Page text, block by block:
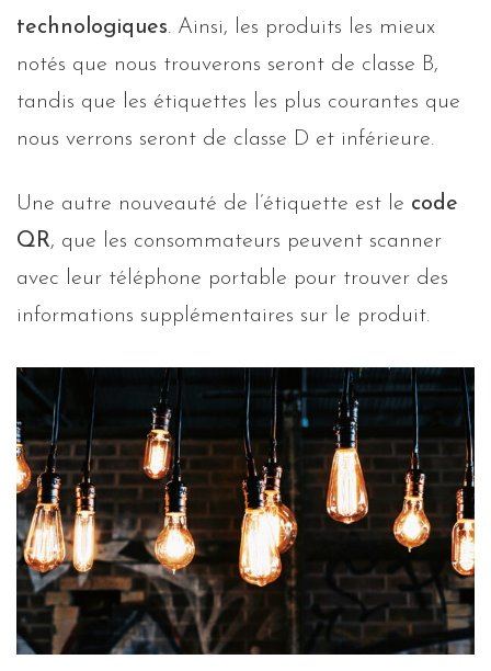
technologiques. Ainsi, les produits les mieux
notés que nous trouverons seront de classe B,
tandis que les étiquettes les plus courantes que
nous verrons seront de classe D et inférieure.
Une autre nouveauté de l’étiquette est le code
QR, que les consommateurs peuvent scanner
avec leur téléphone portable pour trouver des
informations supplémentaires sur le produit.